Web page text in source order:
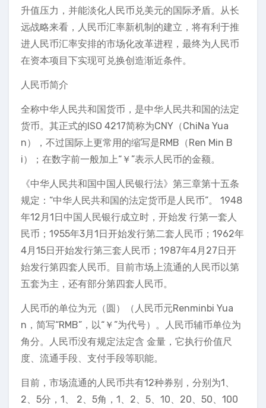
升值压力，并能淡化人民币兑美元的国际矛盾。从长
远战略来看，人民币汇率新机制的建立，将有利于推
进人民币汇率安排的市场化改革进程，最终为人民币
在资本项目下实现可兑换创造渐近条件。
人民币简介
全称中华人民共和国货币，是中华人民共和国的法定
货币。其正式的ISO 4217简称为CNY（ChiNa Yua
n），不过国际上更常用的缩写是RMB（Ren Min B
i）；在数字前一般加上“￥”表示人民币的金额。
《中华人民共和国中国人民银行法》第三章第十五条
规定：“中华人民共和国的法定货币是人民币”。 1948
年12月1日中国人民银行成立时，开始发 行第一套人
民币；1955年3月1日开始发行第二套人民币；1962年
4月15日开始发行第三套人民币；1987年4月27日开
始发行第四套人民币。目前市场上流通的人民币以第
五套为主，还有部分第四套人民币。
人民币的单位为元（圆）（人民币元Renminbi Yua
n，简写“RMB”，以“￥”为代号）。人民币辅币单位为
角分。人民币没有规定法定含 金量，它执行价值尺
度、流通手段、支付手段等职能。
目前，市场流通的人民币共有12种券别，分别为1、
2、5分，1、 2、5角，1、2、5、10、20、50、100